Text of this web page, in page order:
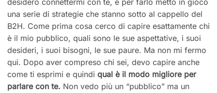
desidero connettermi con te, e per farlo metto in gioco
una serie di strategie che stanno sotto al cappello del
B2H. Come prima cosa cerco di capire esattamente chi
è il mio pubblico, quali sono le sue aspettative, i suoi
desideri, i suoi bisogni, le sue paure. Ma non mi fermo
qui. Dopo aver compreso chi sei, devo capire anche
come ti esprimi e quindi qual è il modo migliore per
parlare con te. Non vedo più un “pubblico” ma un